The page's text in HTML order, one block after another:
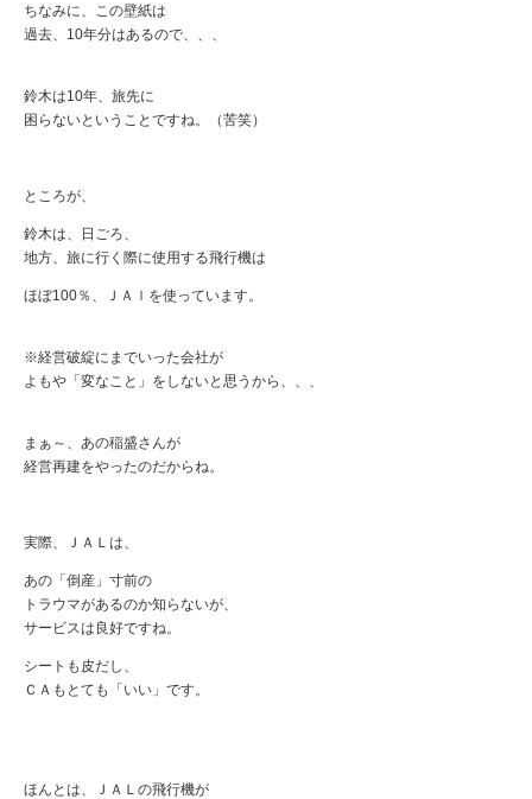
ちなみに、この壁紙は
過去、10年分はあるので、、、
鈴木は10年、旅先に
困らないということですね。（苦笑）
ところが、
鈴木は、日ごろ、
地方、旅に行く際に使用する飛行機は
ほぼ100％、ＪＡｌを使っています。
※経営破綻にまでいった会社が
よもや「変なこと」をしないと思うから、、、
まぁ～、あの稲盛さんが
経営再建をやったのだからね。
実際、ＪＡＬは、
あの「倒産」寸前の
トラウマがあるのか知らないが、
サービスは良好ですね。
シートも皮だし、
ＣＡもとても「いい」です。
ほんとは、ＪＡＬの飛行機が